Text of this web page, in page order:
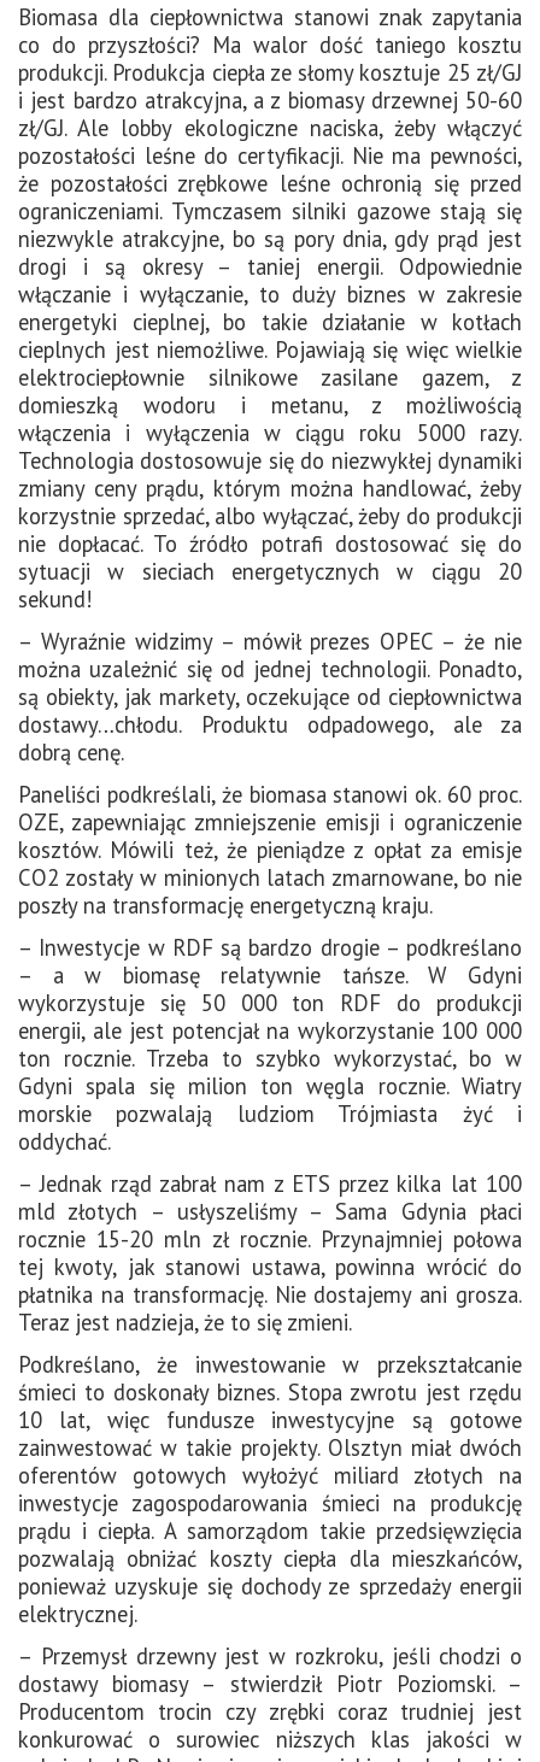
Biomasa dla ciepłownictwa stanowi znak zapytania
co do przyszłości? Ma walor dość taniego kosztu
produkcji. Produkcja ciepła ze słomy kosztuje 25 zł/GJ
i jest bardzo atrakcyjna, a z biomasy drzewnej 50-60
zł/GJ. Ale lobby ekologiczne naciska, żeby włączyć
pozostałości leśne do certyfikacji. Nie ma pewności,
że pozostałości zrębkowe leśne ochronią się przed
ograniczeniami. Tymczasem silniki gazowe stają się
niezwykle atrakcyjne, bo są pory dnia, gdy prąd jest
drogi i są okresy – taniej energii. Odpowiednie
włączanie i wyłączanie, to duży biznes w zakresie
energetyki cieplnej, bo takie działanie w kotłach
cieplnych jest niemożliwe. Pojawiają się więc wielkie
elektrociepłownie silnikowe zasilane gazem, z
domieszką wodoru i metanu, z możliwością
włączenia i wyłączenia w ciągu roku 5000 razy.
Technologia dostosowuje się do niezwykłej dynamiki
zmiany ceny prądu, którym można handlować, żeby
korzystnie sprzedać, albo wyłączać, żeby do produkcji
nie dopłacać. To źródło potrafi dostosować się do
sytuacji w sieciach energetycznych w ciągu 20
sekund!
– Wyraźnie widzimy – mówił prezes OPEC – że nie
można uzależnić się od jednej technologii. Ponadto,
są obiekty, jak markety, oczekujące od ciepłownictwa
dostawy…chłodu. Produktu odpadowego, ale za
dobrą cenę.
Paneliści podkreślali, że biomasa stanowi ok. 60 proc.
OZE, zapewniając zmniejszenie emisji i ograniczenie
kosztów. Mówili też, że pieniądze z opłat za emisje
CO2 zostały w minionych latach zmarnowane, bo nie
poszły na transformację energetyczną kraju.
– Inwestycje w RDF są bardzo drogie – podkreślano
– a w biomasę relatywnie tańsze. W Gdyni
wykorzystuje się 50 000 ton RDF do produkcji
energii, ale jest potencjał na wykorzystanie 100 000
ton rocznie. Trzeba to szybko wykorzystać, bo w
Gdyni spala się milion ton węgla rocznie. Wiatry
morskie pozwalają ludziom Trójmiasta żyć i
oddychać.
– Jednak rząd zabrał nam z ETS przez kilka lat 100
mld złotych – usłyszeliśmy – Sama Gdynia płaci
rocznie 15-20 mln zł rocznie. Przynajmniej połowa
tej kwoty, jak stanowi ustawa, powinna wrócić do
płatnika na transformację. Nie dostajemy ani grosza.
Teraz jest nadzieja, że to się zmieni.
Podkreślano, że inwestowanie w przekształcanie
śmieci to doskonały biznes. Stopa zwrotu jest rzędu
10 lat, więc fundusze inwestycyjne są gotowe
zainwestować w takie projekty. Olsztyn miał dwóch
oferentów gotowych wyłożyć miliard złotych na
inwestycje zagospodarowania śmieci na produkcję
prądu i ciepła. A samorządom takie przedsięwzięcia
pozwalają obniżać koszty ciepła dla mieszkańców,
ponieważ uzyskuje się dochody ze sprzedaży energii
elektrycznej.
– Przemysł drzewny jest w rozkroku, jeśli chodzi o
dostawy biomasy – stwierdził Piotr Poziomski. –
Producentom trocin czy zrębki coraz trudniej jest
konkurować o surowiec niższych klas jakości w